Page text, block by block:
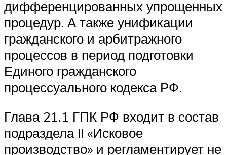
дифференцированных упрощенных
процедур. А также унификации
гражданского и арбитражного
процессов в период подготовки
Единого гражданского
процессуального кодекса РФ.
Глава 21.1 ГПК РФ входит в состав
подраздела II «Исковое
производство» и регламентирует не